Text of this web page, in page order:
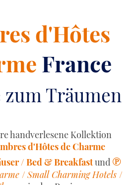
d'Hôtes
France
Träumen
handverlesene Kollektion
d'Hôtes de Charme
/ Bed & Breakfastund ℗
/ Small Charming Hotels /